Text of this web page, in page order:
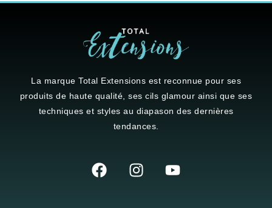
produits de haute qualité, ses cils glamour ainsi que ses
techniques et styles au diapason des dernières
tendances.